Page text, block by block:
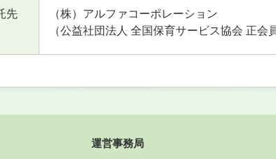
先
（株）アルファコーポレーション
（公益社団法人 全国保育サービス協会 正会
運営事務局